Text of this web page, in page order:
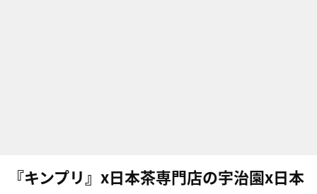
『キンプリ』x日本茶専門店の宇治園x日本